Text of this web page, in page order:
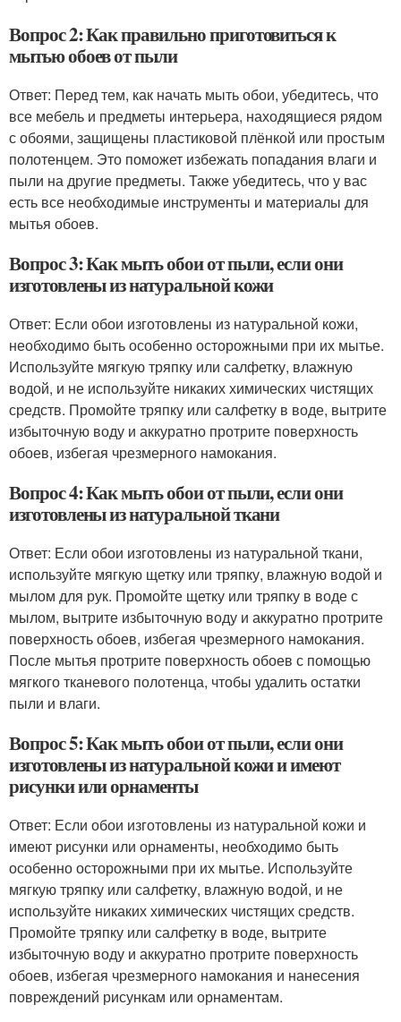
Вопрос 2: Как правильно приготовиться к
мытью обоев от пыли
Ответ: Перед тем, как начать мыть обои, убедитесь, что
все мебель и предметы интерьера, находящиеся рядом
с обоями, защищены пластиковой плёнкой или простым
полотенцем. Это поможет избежать попадания влаги и
пыли на другие предметы. Также убедитесь, что у вас
есть все необходимые инструменты и материалы для
мытья обоев.
Вопрос 3: Как мыть обои от пыли, если они
изготовлены из натуральной кожи
Ответ: Если обои изготовлены из натуральной кожи,
необходимо быть особенно осторожными при их мытье.
Используйте мягкую тряпку или салфетку, влажную
водой, и не используйте никаких химических чистящих
средств. Промойте тряпку или салфетку в воде, вытрите
избыточную воду и аккуратно протрите поверхность
обоев, избегая чрезмерного намокания.
Вопрос 4: Как мыть обои от пыли, если они
изготовлены из натуральной ткани
Ответ: Если обои изготовлены из натуральной ткани,
используйте мягкую щетку или тряпку, влажную водой и
мылом для рук. Промойте щетку или тряпку в воде с
мылом, вытрите избыточную воду и аккуратно протрите
поверхность обоев, избегая чрезмерного намокания.
После мытья протрите поверхность обоев с помощью
мягкого тканевого полотенца, чтобы удалить остатки
пыли и влаги.
Вопрос 5: Как мыть обои от пыли, если они
изготовлены из натуральной кожи и имеют
рисунки или орнаменты
Ответ: Если обои изготовлены из натуральной кожи и
имеют рисунки или орнаменты, необходимо быть
особенно осторожными при их мытье. Используйте
мягкую тряпку или салфетку, влажную водой, и не
используйте никаких химических чистящих средств.
Промойте тряпку или салфетку в воде, вытрите
избыточную воду и аккуратно протрите поверхность
обоев, избегая чрезмерного намокания и нанесения
повреждений рисункам или орнаментам.